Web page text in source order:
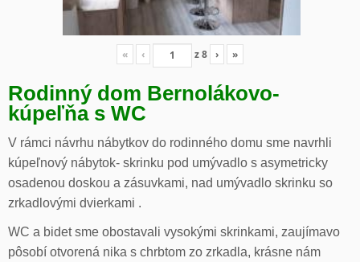
« ‹ z8 › »
Rodinný dom Bernolákovo-
kúpeľňa s WC
V rámci návrhu nábytkov do rodinného domu sme navrhli
kúpeľnový nábytok- skrinku pod umývadlo s asymetricky
osadenou doskou a zásuvkami, nad umývadlo skrinku so
zrkadlovými dvierkami .
WC a bidet sme obostavali vysokými skrinkami, zaujímavo
pôsobí otvorená nika s chrbtom zo zrkadla, krásne nám